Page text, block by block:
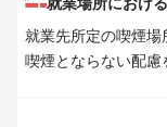
就業先所定の喫煙
喫煙とならない配慮